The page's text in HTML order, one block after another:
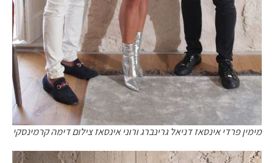
מימין פרדי אינסאז דניאל גרינברג ורוני אינסאז צילום דימה קרמינסקי